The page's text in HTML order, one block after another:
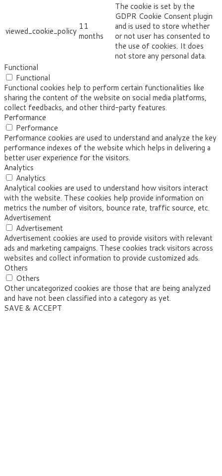
viewed_cookie_policy 11
months
The cookie is set by the
GDPR Cookie Consent plugin
and is used to store whether
or not user has consented to
the use of cookies. It does
not store any personal data.
Functional
Functional
Functional cookies help to perform certain functionalities like
sharing the content of the website on social media platforms,
collect feedbacks, and other third-party features.
Performance
Performance
Performance cookies are used to understand and analyze the key
performance indexes of the website which helps in delivering a
better user experience for the visitors.
Analytics
Analytics
Analytical cookies are used to understand how visitors interact
with the website. These cookies help provide information on
metrics the number of visitors, bounce rate, traffic source, etc.
Advertisement
Advertisement
Advertisement cookies are used to provide visitors with relevant
ads and marketing campaigns. These cookies track visitors across
websites and collect information to provide customized ads.
Others
Others
Other uncategorized cookies are those that are being analyzed
and have not been classified into a category as yet.
SAVE & ACCEPT